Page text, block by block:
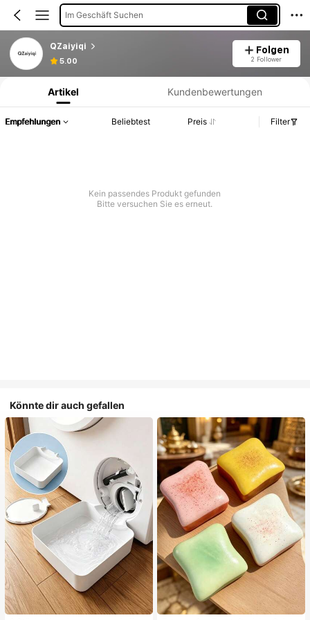
Im Geschäft Suchen
QZaiyiqi
5.00
Folgen
2 Follower
Produktinformation: Preisangabe, Verkaufs- und Lagerbestandsdetails.
Artikel Kundenbewertungen
Empfehlungen Beliebtest Preis Filter
Kein passendes Produkt gefunden
Bitte versuchen Sie es erneut.
Könnte dir auch gefallen